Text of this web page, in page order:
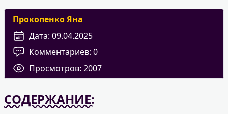
Прокопенко Яна
Дата: 09.04.2025
Комментариев: 0
Просмотров: 2007
СОДЕРЖАНИЕ: